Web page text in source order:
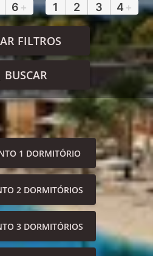
6 + 1 2 3 4 +
FILTROS
BUSCAR
1 DORMITÓRIO
2 DORMITÓRIOS
3 DORMITÓRIOS